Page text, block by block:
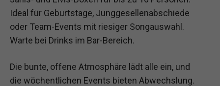
Ideal für Geburtstage, Junggesellenabschiede
oder Team-Events mit riesiger Songauswahl.
Warte bei Drinks im Bar-Bereich.
Die bunte, offene Atmosphäre lädt alle ein, und
die wöchentlichen Events bieten Abwechslung.